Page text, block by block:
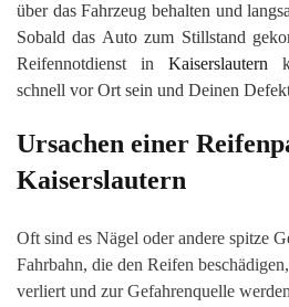
über das Fahrzeug behalten und
Sobald das Auto zum Stillstand
Reifennotdienst in Kaiserslautern
schnell vor Ort sein und Deinen
Ursachen einer
Kaiserslautern
Oft sind es Nägel oder andere spitze
Fahrbahn, die den Reifen
verliert und zur Gefahrenquelle